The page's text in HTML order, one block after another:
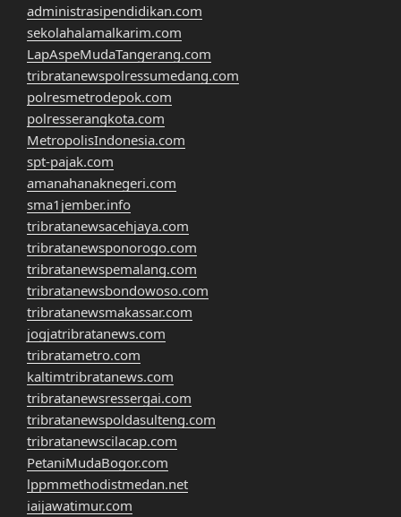
administrasipendidikan.com
sekolahalamalkarim.com
LapAspeMudaTangerang.com
tribratanewspolressumedang.com
polresmetrodepok.com
polresserangkota.com
MetropolisIndonesia.com
spt-pajak.com
amanahanaknegeri.com
sma1jember.info
tribratanewsacehjaya.com
tribratanewsponorogo.com
tribratanewspemalang.com
tribratanewsbondowoso.com
tribratanewsmakassar.com
jogjatribratanews.com
tribratametro.com
kaltimtribratanews.com
tribratanewsressergai.com
tribratanewspoldasulteng.com
tribratanewscilacap.com
PetaniMudaBogor.com
lppmmethodistmedan.net
iaijawatimur.com